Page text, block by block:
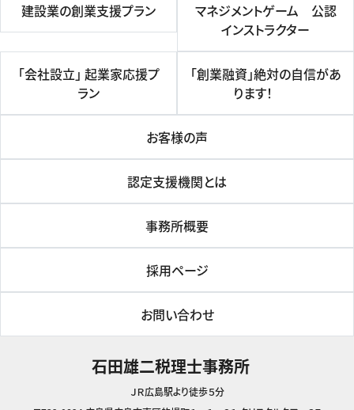
建設業の創業支援プラン
マネジメントゲーム 公認
インストラクター
「会社設立」 起業家応援プ
ラン
「創業融資」絶対の自信があ
ります！
お客様の声
認定支援機関とは
事務所概要
採用ページ
お問い合わせ
石田雄二税理士事務所
ＪＲ広島駅より徒歩５分